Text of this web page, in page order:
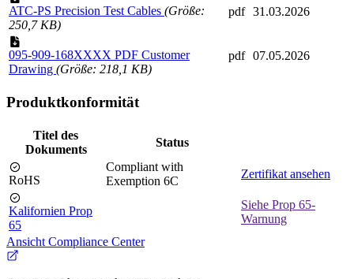
ATC-PS Precision Test Cables (Größe:
250,7 KB)
pdf 31.03.2026
095-909-168XXXX PDF Customer
Drawing (Größe: 218,1 KB)
pdf 07.05.2026
Produktkonformität
Titel des
Dokuments
Status
RoHS
Compliant with
Exemption 6C
Zertifikat ansehen
Kalifornien Prop
65
Siehe Prop 65-
Warnung
Ansicht Compliance Center